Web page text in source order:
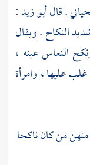
. قالأبو زيد:
النكاح . ويقال
النعاس عينه ،
عليها ، وامرأة
من كان ناكحا